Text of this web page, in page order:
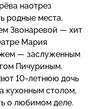
наотрез
родные места.
Звонаревой — хит
Мария
— заслуженным
Пичуриным.
10-летнюю дочь
кухонным столом,
о любимом деле.